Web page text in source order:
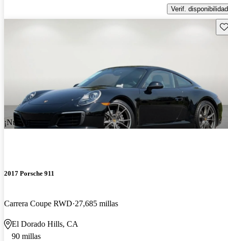
Verif. disponibilidad
¡Nuevo!
2017 Porsche 911
Carrera Coupe RWD 27,685 millas
El Dorado Hills, CA
90 millas